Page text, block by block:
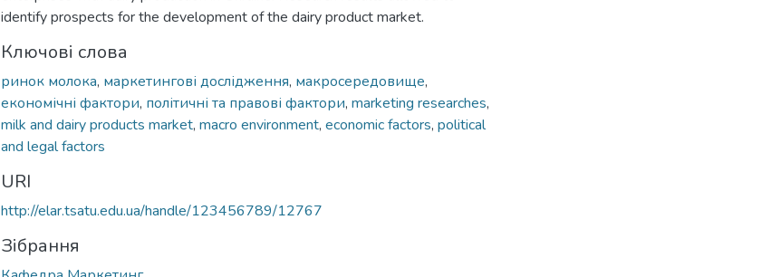
identify prospects for the development of the dairy product market.
Ключові слова
ринок молока, маркетингові дослідження, макросередовище,
економічні фактори, політичні та правові фактори, marketing researches,
milk and dairy products market, macro environment, economic factors, political
and legal factors
URI
http://elar.tsatu.edu.ua/handle/123456789/12767
Зібрання